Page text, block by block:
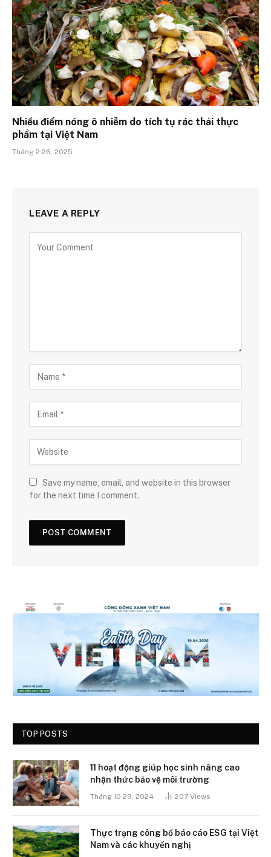
Nhiều điểm nóng ô nhiễm do tích tụ rác thải thực
phẩm tại Việt Nam
Tháng 2 26, 2025
LEAVE A REPLY
Save my name, email, and website in this browser
for the next time I comment.
TOP POSTS
11 hoạt động giúp học sinh nâng cao
nhận thức bảo vệ môi trường
Tháng 10 29, 2024 207 Views
Thực trạng công bố báo cáo ESG tại Việt
Nam và các khuyến nghị